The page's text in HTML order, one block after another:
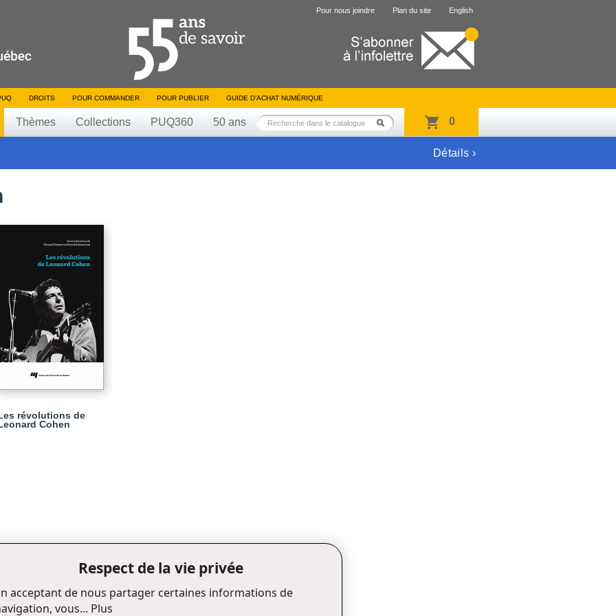
Pour nous joindre Plan du site English
DROITS POUR COMMANDER POUR PUBLIER GUIDE D’ACHAT NUMÉRIQUE
Thèmes Collections PUQ360 50 ans 0
Détails ›
révolutions de
Cohen
Respect de la vie privée
acceptant de nous partager certaines informations de
vous... Plus